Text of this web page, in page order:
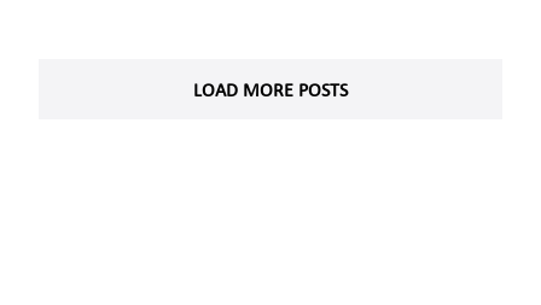
LOAD MORE POSTS